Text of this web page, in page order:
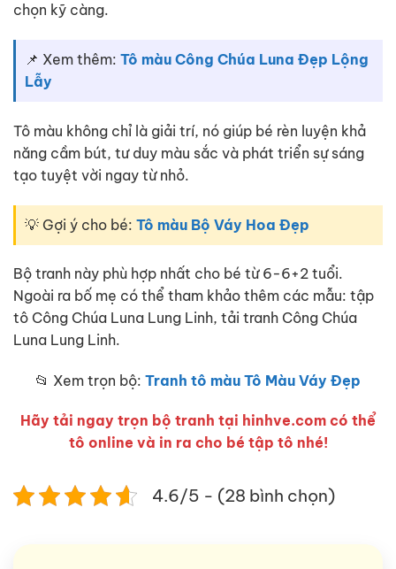
chọn kỹ càng.
📌 Xem thêm: Tô màu Công Chúa Luna Đẹp Lộng
Lẫy
Tô màu không chỉ là giải trí, nó giúp bé rèn luyện khả
năng cầm bút, tư duy màu sắc và phát triển sự sáng
tạo tuyệt vời ngay từ nhỏ.
💡 Gợi ý cho bé: Tô màu Bộ Váy Hoa Đẹp
Bộ tranh này phù hợp nhất cho bé từ 6-6+2 tuổi.
Ngoài ra bố mẹ có thể tham khảo thêm các mẫu: tập
tô Công Chúa Luna Lung Linh, tải tranh Công Chúa
Luna Lung Linh.
📂 Xem trọn bộ: Tranh tô màu Tô Màu Váy Đẹp
Hãy tải ngay trọn bộ tranh tại hinhve.com có thể
tô online và in ra cho bé tập tô nhé!
4.6/5 - (28 bình chọn)